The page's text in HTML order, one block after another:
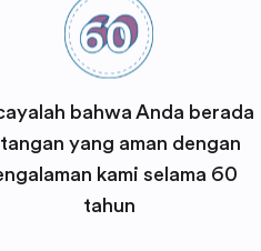
bahwa Anda berada
yang aman dengan
kami selama 60
tahun